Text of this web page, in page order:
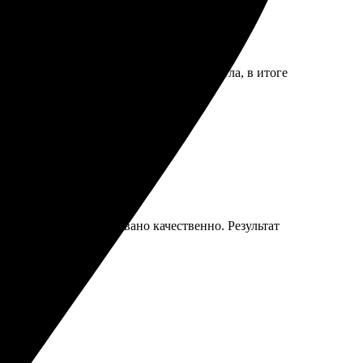
Но техподдержка оперативно помогла, в итоге
в срок, упаковано качественно. Результат
заказывать еще!